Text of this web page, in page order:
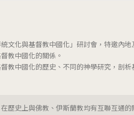
文化與基督教中國化」研討會，特邀內
教中國化的關係。
教中國化的歷史、不同的神學研究，剖
歷史上與佛教、伊斯蘭教均有互聯互通